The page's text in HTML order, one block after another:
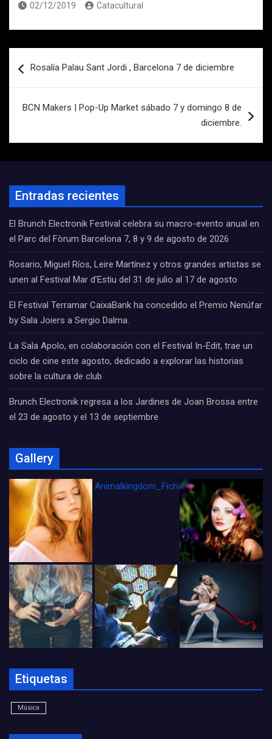
02/12/2019 Catacultural
de
Rosalía Palau Sant Jordi , Barcelona 7 de diciembre
BCN Makers | Pop-Up Market sábado 7 y domingo 8 de
diciembre.
Entradas recientes
El Brunch Electronik Festival celebra su macro-evento anual en
el Parc del Fòrum Barcelona 7, 8 y 9 de agosto de 2026
Rosario, Miguel Ríos, Leire Martínez y otros grandes artistas se
unen al Festival Mar d’Estiu del 31 de julio al 17 de agosto
El Festival Terramar CaixaBank ha concedido el Premio Nenúfar
by Sala Joiers a Sergio Dalma.
La Sala Apolo, en colaboración con el Festival In-Edit, trae un
ciclo de cine este agosto, dedicado a explorar las historias
sobre la cultura de club
Brunch Electronik regresa a los Jardines de Joan Brossa entre
el 23 de agosto y el 13 de septiembre
Gallery
Animalkingdom_FichaCine
Etiquetas
Música